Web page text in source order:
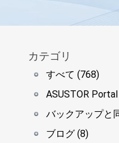
カテゴリ
すべて (768)
ASUSTOR
バックアップと
ブログ (8)